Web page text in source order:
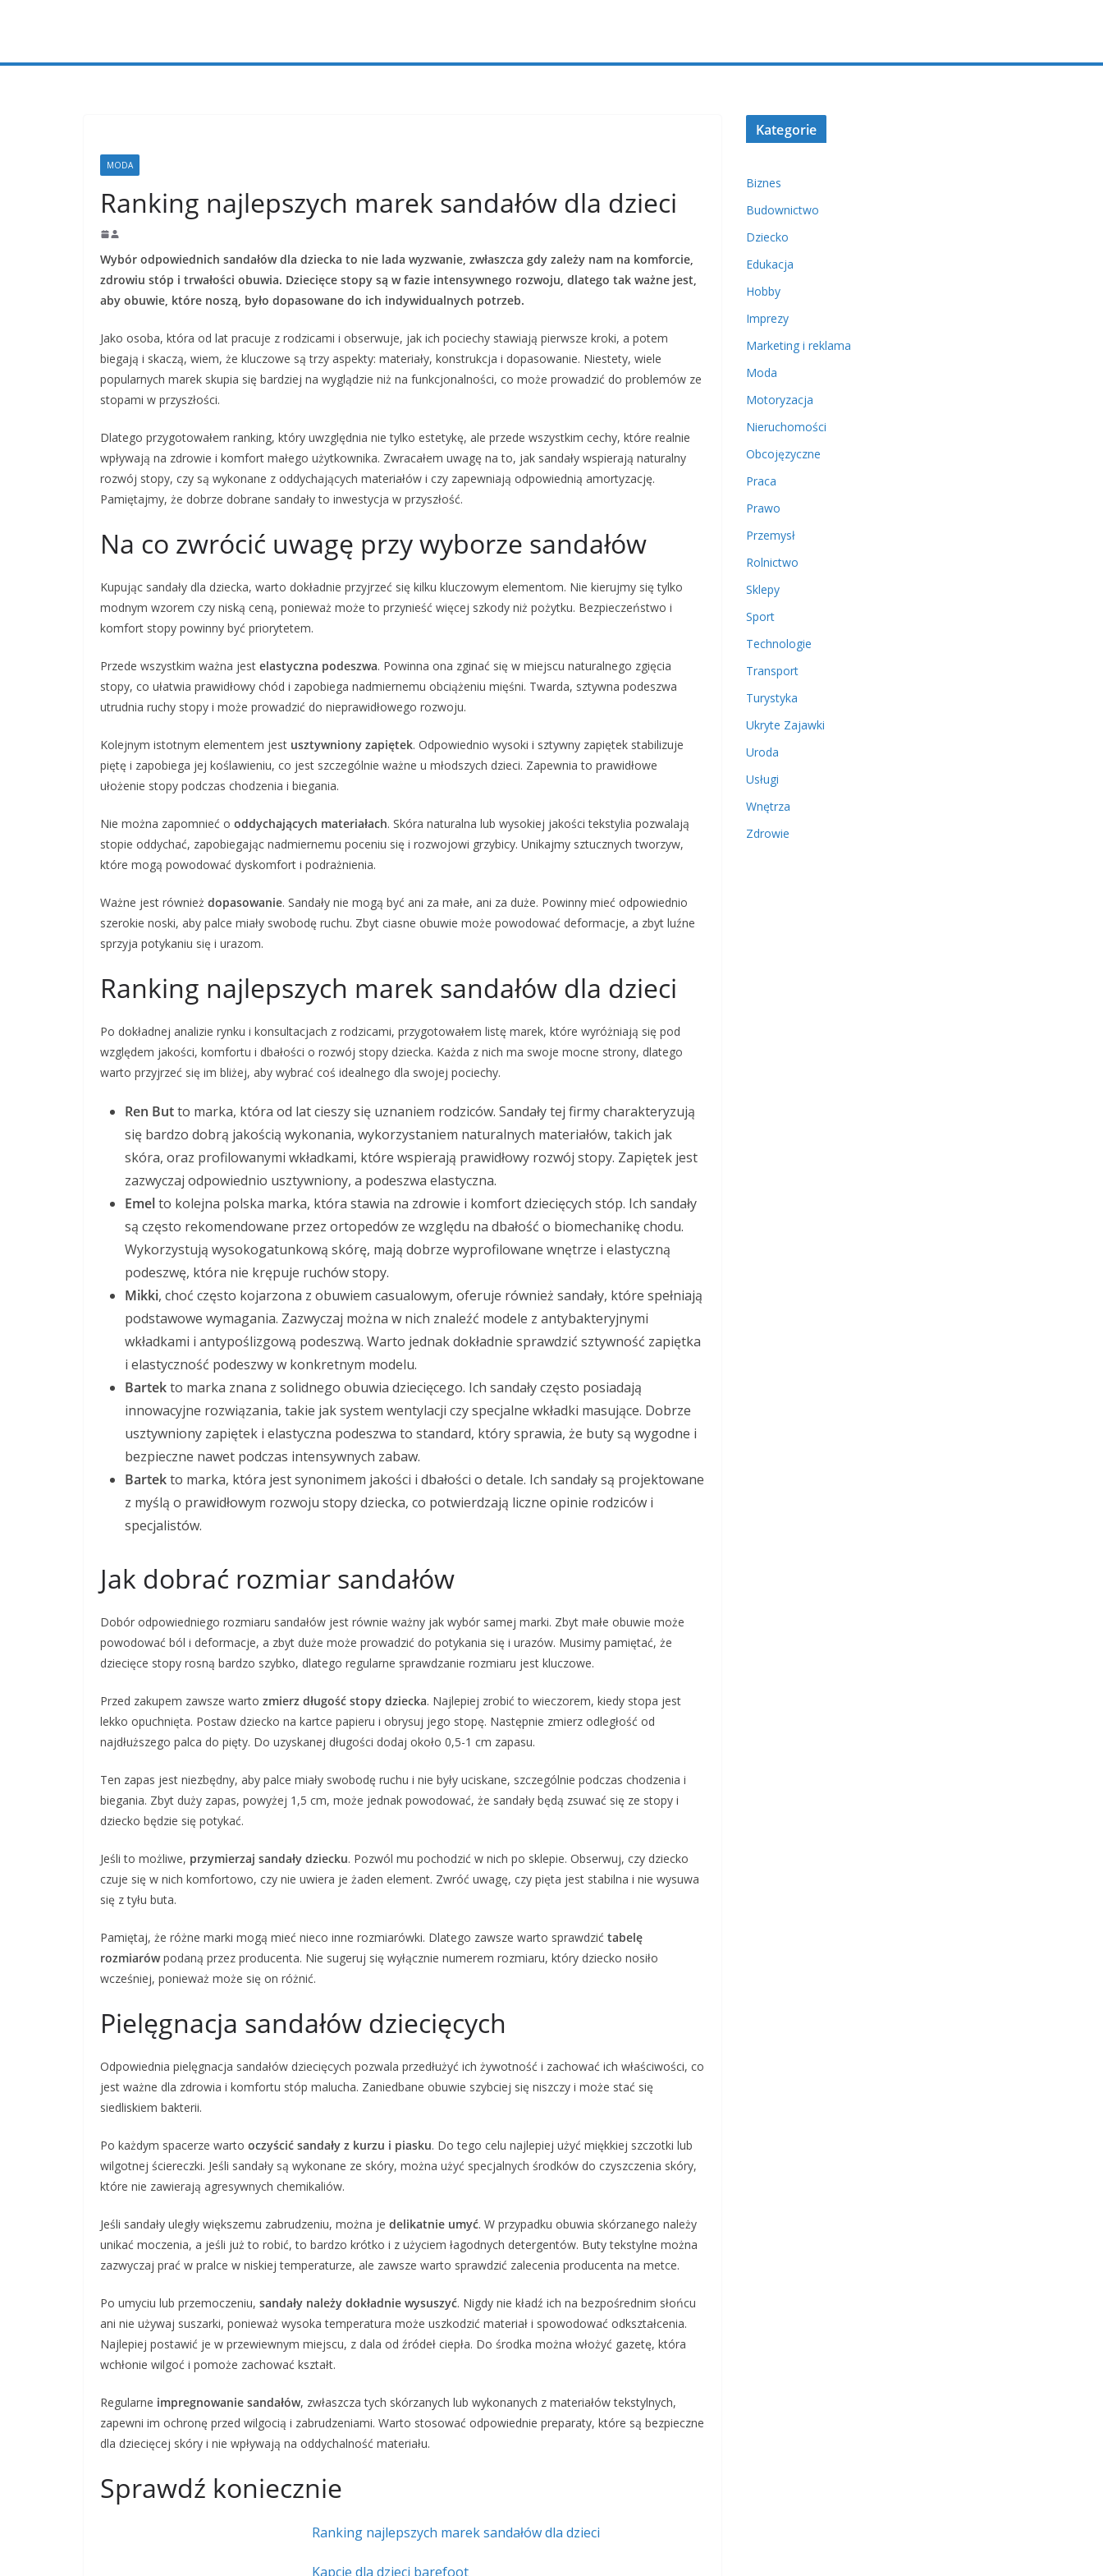
MODA
Ranking najlepszych marek sandałów dla dzieci
Wybór odpowiednich sandałów dla dziecka to nie lada wyzwanie, zwłaszcza gdy zależy nam na komforcie,
zdrowiu stóp i trwałości obuwia. Dziecięce stopy są w fazie intensywnego rozwoju, dlatego tak ważne jest,
aby obuwie, które noszą, było dopasowane do ich indywidualnych potrzeb.
Jako osoba, która od lat pracuje z rodzicami i obserwuje, jak ich pociechy stawiają pierwsze kroki, a potem
biegają i skaczą, wiem, że kluczowe są trzy aspekty: materiały, konstrukcja i dopasowanie. Niestety, wiele
popularnych marek skupia się bardziej na wyglądzie niż na funkcjonalności, co może prowadzić do problemów ze
stopami w przyszłości.
Dlatego przygotowałem ranking, który uwzględnia nie tylko estetykę, ale przede wszystkim cechy, które realnie
wpływają na zdrowie i komfort małego użytkownika. Zwracałem uwagę na to, jak sandały wspierają naturalny
rozwój stopy, czy są wykonane z oddychających materiałów i czy zapewniają odpowiednią amortyzację.
Pamiętajmy, że dobrze dobrane sandały to inwestycja w przyszłość.
Na co zwrócić uwagę przy wyborze sandałów
Kupując sandały dla dziecka, warto dokładnie przyjrzeć się kilku kluczowym elementom. Nie kierujmy się tylko
modnym wzorem czy niską ceną, ponieważ może to przynieść więcej szkody niż pożytku. Bezpieczeństwo i
komfort stopy powinny być priorytetem.
Przede wszystkim ważna jest elastyczna podeszwa. Powinna ona zginać się w miejscu naturalnego zgięcia
stopy, co ułatwia prawidłowy chód i zapobiega nadmiernemu obciążeniu mięśni. Twarda, sztywna podeszwa
utrudnia ruchy stopy i może prowadzić do nieprawidłowego rozwoju.
Kolejnym istotnym elementem jest usztywniony zapiętek. Odpowiednio wysoki i sztywny zapiętek stabilizuje
piętę i zapobiega jej koślawieniu, co jest szczególnie ważne u młodszych dzieci. Zapewnia to prawidłowe
ułożenie stopy podczas chodzenia i biegania.
Nie można zapomnieć o oddychających materiałach. Skóra naturalna lub wysokiej jakości tekstylia pozwalają
stopie oddychać, zapobiegając nadmiernemu poceniu się i rozwojowi grzybicy. Unikajmy sztucznych tworzyw,
które mogą powodować dyskomfort i podrażnienia.
Ważne jest również dopasowanie. Sandały nie mogą być ani za małe, ani za duże. Powinny mieć odpowiednio
szerokie noski, aby palce miały swobodę ruchu. Zbyt ciasne obuwie może powodować deformacje, a zbyt luźne
sprzyja potykaniu się i urazom.
Ranking najlepszych marek sandałów dla dzieci
Po dokładnej analizie rynku i konsultacjach z rodzicami, przygotowałem listę marek, które wyróżniają się pod
względem jakości, komfortu i dbałości o rozwój stopy dziecka. Każda z nich ma swoje mocne strony, dlatego
warto przyjrzeć się im bliżej, aby wybrać coś idealnego dla swojej pociechy.
Ren Butto marka, która od lat cieszy się uznaniem rodziców. Sandały tej firmy charakteryzują
się bardzo dobrą jakością wykonania, wykorzystaniem naturalnych materiałów, takich jak
skóra, oraz profilowanymi wkładkami, które wspierają prawidłowy rozwój stopy. Zapiętek jest
zazwyczaj odpowiednio usztywniony, a podeszwa elastyczna.
Emelto kolejna polska marka, która stawia na zdrowie i komfort dziecięcych stóp. Ich sandały
są często rekomendowane przez ortopedów ze względu na dbałość o biomechanikę chodu.
Wykorzystują wysokogatunkową skórę, mają dobrze wyprofilowane wnętrze i elastyczną
podeszwę, która nie krępuje ruchów stopy.
Mikki, choć często kojarzona z obuwiem casualowym, oferuje również sandały, które spełniają
podstawowe wymagania. Zazwyczaj można w nich znaleźć modele z antybakteryjnymi
wkładkami i antypoślizgową podeszwą. Warto jednak dokładnie sprawdzić sztywność zapiętka
i elastyczność podeszwy w konkretnym modelu.
Bartekto marka znana z solidnego obuwia dziecięcego. Ich sandały często posiadają
innowacyjne rozwiązania, takie jak system wentylacji czy specjalne wkładki masujące. Dobrze
usztywniony zapiętek i elastyczna podeszwa to standard, który sprawia, że buty są wygodne i
bezpieczne nawet podczas intensywnych zabaw.
Bartekto marka, która jest synonimem jakości i dbałości o detale. Ich sandały są projektowane
z myślą o prawidłowym rozwoju stopy dziecka, co potwierdzają liczne opinie rodziców i
specjalistów.
Jak dobrać rozmiar sandałów
Dobór odpowiedniego rozmiaru sandałów jest równie ważny jak wybór samej marki. Zbyt małe obuwie może
powodować ból i deformacje, a zbyt duże może prowadzić do potykania się i urazów. Musimy pamiętać, że
dziecięce stopy rosną bardzo szybko, dlatego regularne sprawdzanie rozmiaru jest kluczowe.
Przed zakupem zawsze warto zmierz długość stopy dziecka. Najlepiej zrobić to wieczorem, kiedy stopa jest
lekko opuchnięta. Postaw dziecko na kartce papieru i obrysuj jego stopę. Następnie zmierz odległość od
najdłuższego palca do pięty. Do uzyskanej długości dodaj około 0,5-1 cm zapasu.
Ten zapas jest niezbędny, aby palce miały swobodę ruchu i nie były uciskane, szczególnie podczas chodzenia i
biegania. Zbyt duży zapas, powyżej 1,5 cm, może jednak powodować, że sandały będą zsuwać się ze stopy i
dziecko będzie się potykać.
Jeśli to możliwe, przymierzaj sandały dziecku. Pozwól mu pochodzić w nich po sklepie. Obserwuj, czy dziecko
czuje się w nich komfortowo, czy nie uwiera je żaden element. Zwróć uwagę, czy pięta jest stabilna i nie wysuwa
się z tyłu buta.
Pamiętaj, że różne marki mogą mieć nieco inne rozmiarówki. Dlatego zawsze warto sprawdzić tabelę
rozmiarówpodaną przez producenta. Nie sugeruj się wyłącznie numerem rozmiaru, który dziecko nosiło
wcześniej, ponieważ może się on różnić.
Pielęgnacja sandałów dziecięcych
Odpowiednia pielęgnacja sandałów dziecięcych pozwala przedłużyć ich żywotność i zachować ich właściwości, co
jest ważne dla zdrowia i komfortu stóp malucha. Zaniedbane obuwie szybciej się niszczy i może stać się
siedliskiem bakterii.
Po każdym spacerze warto oczyścić sandały z kurzu i piasku. Do tego celu najlepiej użyć miękkiej szczotki lub
wilgotnej ściereczki. Jeśli sandały są wykonane ze skóry, można użyć specjalnych środków do czyszczenia skóry,
które nie zawierają agresywnych chemikaliów.
Jeśli sandały uległy większemu zabrudzeniu, można je delikatnie umyć. W przypadku obuwia skórzanego należy
unikać moczenia, a jeśli już to robić, to bardzo krótko i z użyciem łagodnych detergentów. Buty tekstylne można
zazwyczaj prać w pralce w niskiej temperaturze, ale zawsze warto sprawdzić zalecenia producenta na metce.
Po umyciu lub przemoczeniu, sandały należy dokładnie wysuszyć. Nigdy nie kładź ich na bezpośrednim słońcu
ani nie używaj suszarki, ponieważ wysoka temperatura może uszkodzić materiał i spowodować odkształcenia.
Najlepiej postawić je w przewiewnym miejscu, z dala od źródeł ciepła. Do środka można włożyć gazetę, która
wchłonie wilgoć i pomoże zachować kształt.
Regularne impregnowanie sandałów, zwłaszcza tych skórzanych lub wykonanych z materiałów tekstylnych,
zapewni im ochronę przed wilgocią i zabrudzeniami. Warto stosować odpowiednie preparaty, które są bezpieczne
dla dziecięcej skóry i nie wpływają na oddychalność materiału.
Sprawdź koniecznie
Ranking najlepszych marek sandałów dla dzieci
Kapcie dla dzieci barefoot
Kategorie
Biznes
Budownictwo
Dziecko
Edukacja
Hobby
Imprezy
Marketing i reklama
Moda
Motoryzacja
Nieruchomości
Obcojęzyczne
Praca
Prawo
Przemysł
Rolnictwo
Sklepy
Sport
Technologie
Transport
Turystyka
Ukryte Zajawki
Uroda
Usługi
Wnętrza
Zdrowie